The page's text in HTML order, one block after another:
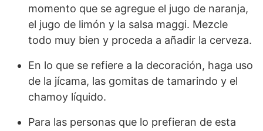
momento que se agregue el jugo de naranja,
el jugo de limón y la salsa maggi. Mezcle
todo muy bien y proceda a añadir la cerveza.
En lo que se refiere a la decoración, haga uso
de la jícama, las gomitas de tamarindo y el
chamoy líquido.
Para las personas que lo prefieran de esta